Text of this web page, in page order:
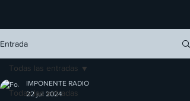
Entrada
Todas las entradas
Todas las entradas
IMPONENTE RADIO
22 jul 2024